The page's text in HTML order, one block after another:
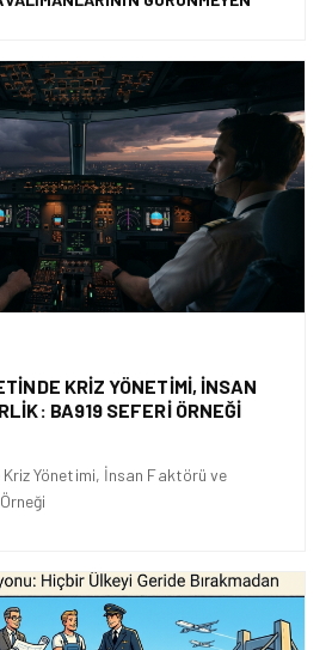
KRIZ YÖNETIMI, İNSAN
BA919 SEFERI ÖRNEĞI
Kriz Yönetimi, İnsan Faktörü ve